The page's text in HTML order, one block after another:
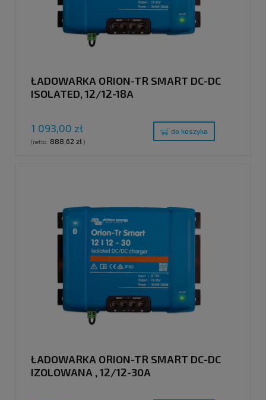
ŁADOWARKA ORION-TR SMART DC-DC
ISOLATED, 12/12-18A
1 093,00 zł
(netto: 888,62 zł)
do koszyka
ŁADOWARKA ORION-TR SMART DC-DC
IZOLOWANA , 12/12-30A